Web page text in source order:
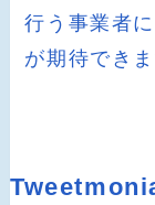
行う事業者
が期待できま